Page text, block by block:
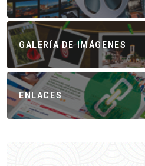
GALERÍA DE IMÁGENES
ENLACES